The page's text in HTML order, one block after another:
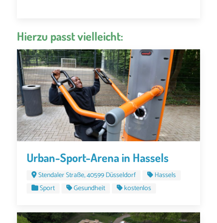
Hierzu passt vielleicht:
Urban-Sport-Arena in Hassels
Stendaler Straße, 40599 Düsseldorf
Hassels
Sport
Gesundheit kostenlos